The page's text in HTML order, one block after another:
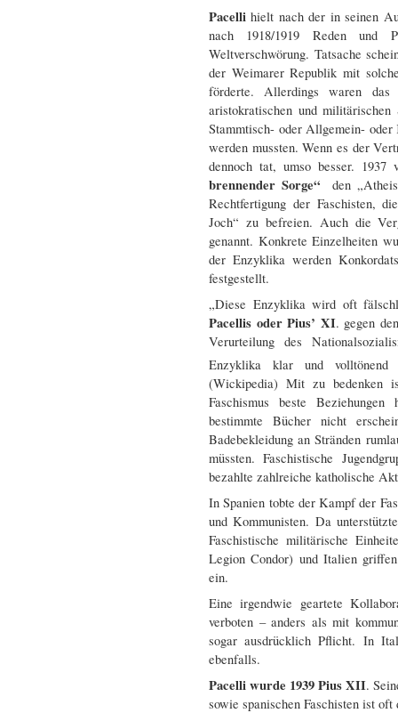
Pacelli hielt nach der in seinen
nach 1918/1919 Reden und
Weltverschwörung. Tatsache
der Weimarer Republik mit
förderte. Allerdings waren
aristokratischen und
Stammtisch- oder Allgemein-
werden mussten. Wenn es der
dennoch tat, umso besser.
brennender Sorge“den
Rechtfertigung der Faschisten,
Joch“ zu befreien. Auch die
genannt. Konkrete Einzelheiten
der Enzyklika werden
festgestellt.
„Diese Enzyklika wird oft
Pacellis oder Pius’ XI. gegen
Verurteilung des
Enzyklika klar und
(Wickipedia) Mit zu bedenken
Faschismus beste
bestimmte Bücher nicht
Badebekleidung an Stränden
müssten. Faschistische
bezahlte zahlreiche katholische
In Spanien tobte der Kampf der
und Kommunisten. Da
Faschistische militärische
Legion Condor) und Italien
ein.
Eine irgendwie geartete
verboten – anders als mit
sogar ausdrücklich Pflicht. In
ebenfalls.
Pacelli wurde 1939 Pius XII.
sowie spanischen Faschisten ist